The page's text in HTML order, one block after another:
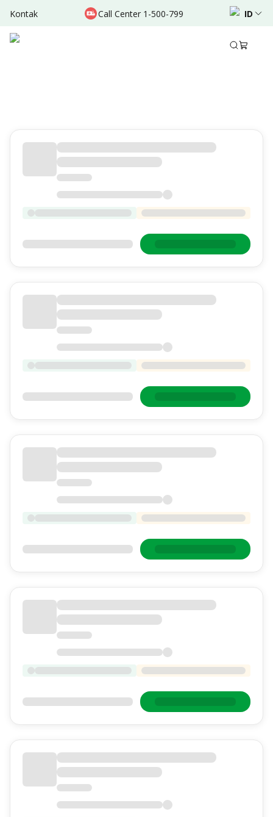
Kontak Call Center 1-500-799 ID